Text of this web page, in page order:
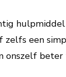
zelfs een
onszelf